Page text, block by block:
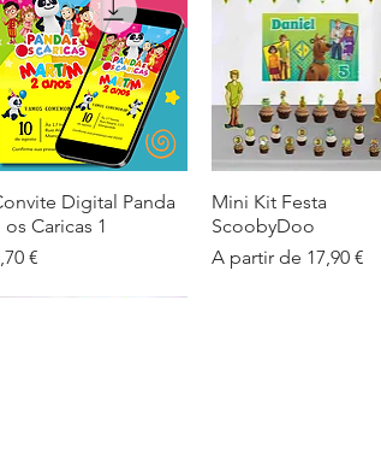
Visualização rápida
Digital Panda
os Caricas 1
€
Visualização rápida
Mini Kit Festa
ScoobyDoo
A partir de 17,90 €
Preço promocional